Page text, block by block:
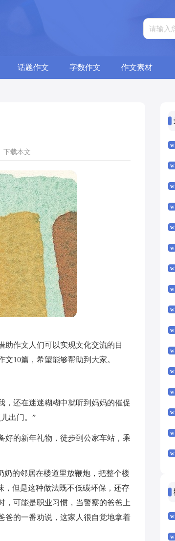
话题作文 字数作文 作文素材
下载本文
助作文人们可以实现文化交流的目
10篇，希望能够帮助到大家。
，还在迷迷糊糊中就听到妈妈的催促
出门。”
好的新年礼物，徒步到公家车站，乘
奶的邻居在楼道里放鞭炮，把整个楼
，但是这种做法既不低碳环保，还存
，可能是职业习惯，当警察的爸爸上
爸的一番劝说，这家人很自觉地拿着